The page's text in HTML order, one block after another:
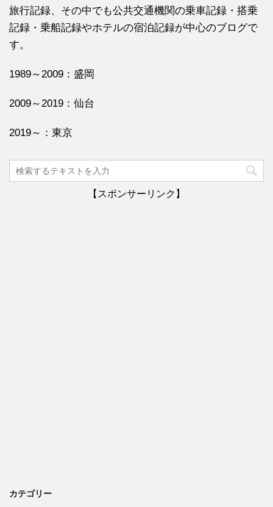
旅行記録、その中でも公共交通機関の乗車記録・搭乗
記録・乗船記録やホテルの宿泊記録が中心のブログで
す。
1989～2009：盛岡
2009～2019：仙台
2019～：東京
【スポンサーリンク】
カテゴリー